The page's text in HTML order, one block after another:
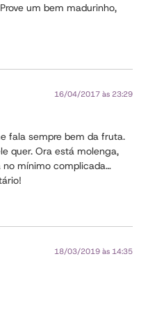
um bem madurinho,
16/04/2017 às 23:29
fala sempre bem da fruta.
quer. Ora está molenga,
no mínimo complicada…
18/03/2019 às 14:35